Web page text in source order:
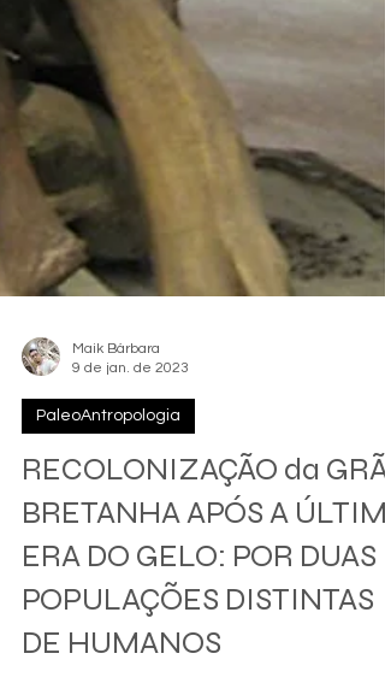
Maik Bárbara
RECOLONIZAÇÃO da GRÃ-
BRETANHA APÓS A
ERA DO GELO: POR DUAS
POPULAÇÕES DISTINTAS